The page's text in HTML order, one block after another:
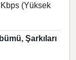
(Yüksek
Şarkıları